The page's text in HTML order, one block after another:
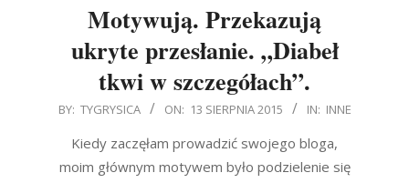
Motywują. Przekazują
ukryte przesłanie. „Diabeł
tkwi w szczegółach”.
2015-
BY: TYGRYSICA ON: 13 SIERPNIA 2015 IN: INNE
Kiedy zaczęłam prowadzić swojego bloga,
moim głównym motywem było podzielenie się